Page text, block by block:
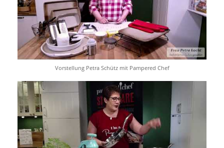
Vorstellung Petra Schütz mit Pampered Chef